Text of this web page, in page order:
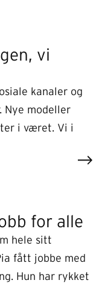
vi
kanaler og
Nye modeller
i været. Vi i
for alle
hele sitt
fått jobbe med
Hun har rykket